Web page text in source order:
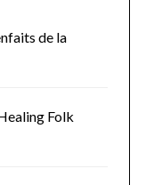
de la
Folk